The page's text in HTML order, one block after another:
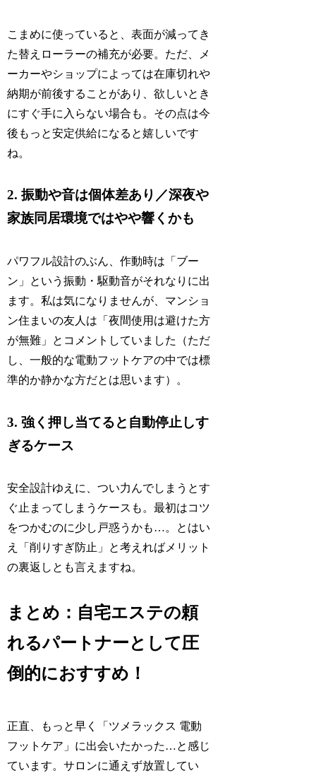
こまめに使っていると、表面が減ってき
た替えローラーの補充が必要。ただ、メ
ーカーやショップによっては在庫切れや
納期が前後することがあり、欲しいとき
にすぐ手に入らない場合も。その点は今
後もっと安定供給になると嬉しいです
ね。
2. 振動や音は個体差あり／深夜や
家族同居環境ではやや響くかも
パワフル設計のぶん、作動時は「ブー
ン」という振動・駆動音がそれなりに出
ます。私は気になりませんが、マンショ
ン住まいの友人は「夜間使用は避けた方
が無難」とコメントしていました（ただ
し、一般的な電動フットケアの中では標
準的か静かな方だとは思います）。
3. 強く押し当てると自動停止しす
ぎるケース
安全設計ゆえに、つい力んでしまうとす
ぐ止まってしまうケースも。最初はコツ
をつかむのに少し戸惑うかも…。とはい
え「削りすぎ防止」と考えればメリット
の裏返しとも言えますね。
まとめ：自宅エステの頼
れるパートナーとして圧
倒的におすすめ！
正直、もっと早く「ツメラックス 電動
フットケア」に出会いたかった…と感じ
ています。サロンに通えず放置してい